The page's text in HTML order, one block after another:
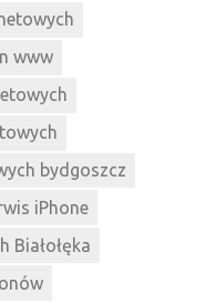
www
bydgoszcz
iPhone
Białołęka